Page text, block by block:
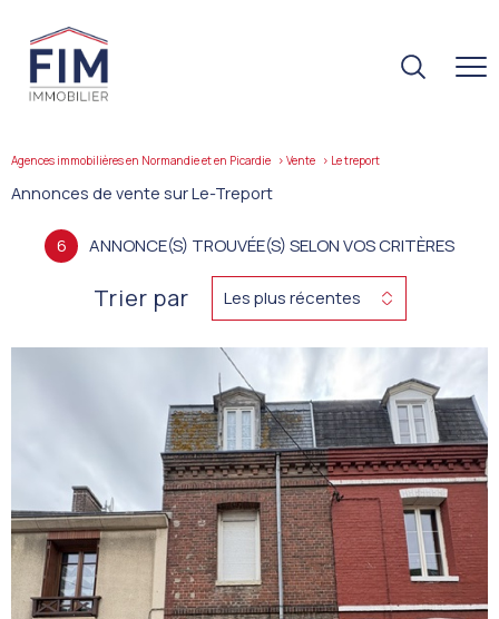
Agences immobilières en Normandie et en Picardie Vente le treport
Annonces de vente sur Le-Treport
6 ANNONCE(S) TROUVÉE(S) SELON VOS CRITÈRES
Trier par Les plus récentes